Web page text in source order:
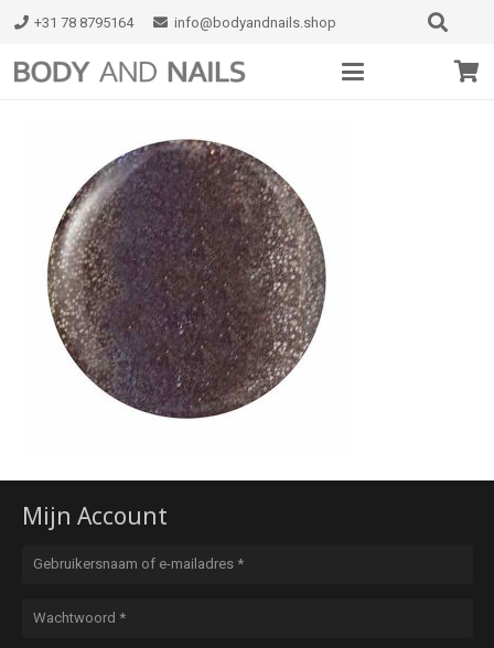
+31 78 8795164 info@bodyandnails.shop
Mijn Account